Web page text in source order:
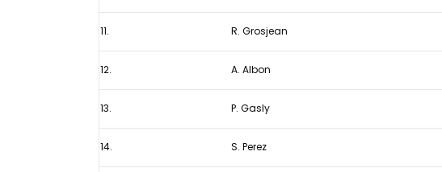
11. R. Grosjean
12. A. Albon
13. P. Gasly
14. S. Perez